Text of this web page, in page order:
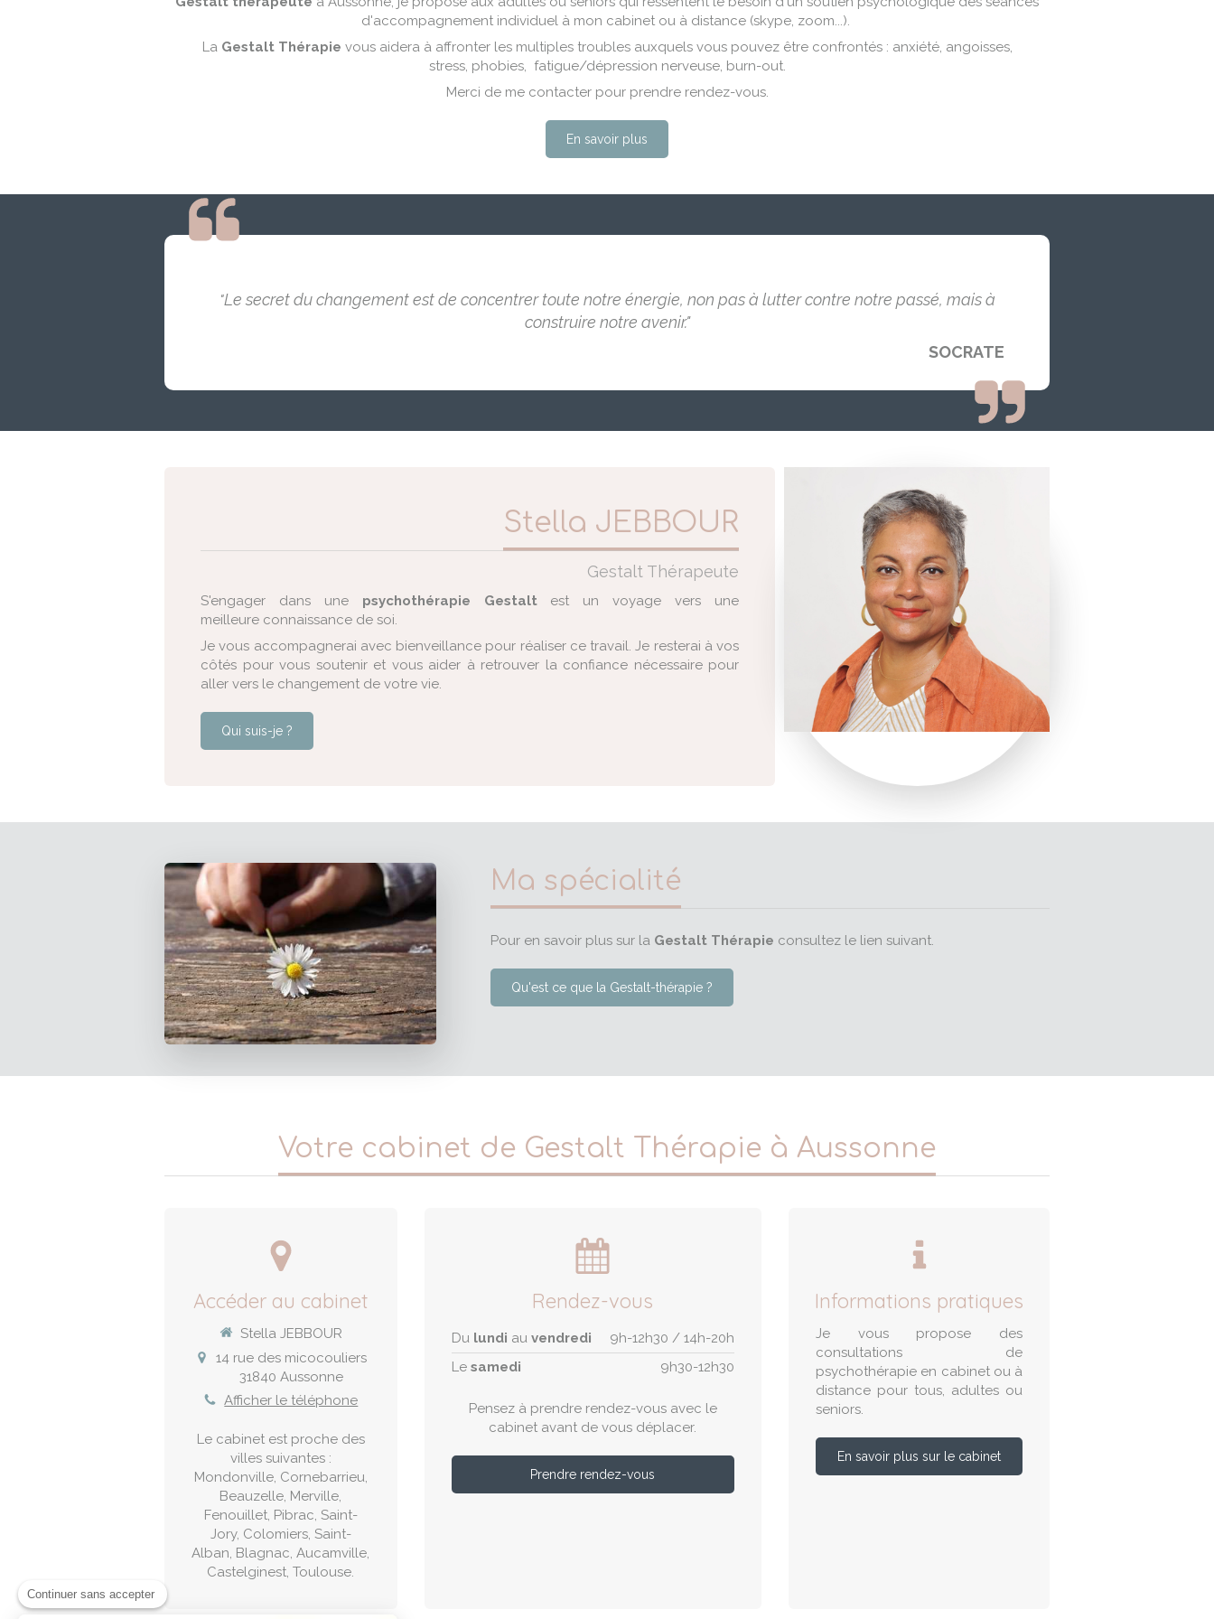
d'accompagnement individuel à mon cabinet ou à distance (skype, zoom...).
LaGestalt Thérapie vous aidera à affronter les multiples troubles auxquels vous pouvez être confrontés : anxiété, angoisses,
stress, phobies, fatigue/dépression nerveuse, burn-out.
Merci de me contacter pour prendre rendez-vous.
En savoir plus
"Le secret du changement est de concentrer toute notre énergie, non pas à lutter contre notre passé, mais à
construire notre avenir."
SOCRATE
Stella JEBBOUR
Gestalt Thérapeute
S'engager dans une psychothérapie Gestaltest un voyage vers une
meilleure connaissance de soi.
Je vous accompagnerai avec bienveillance pour réaliser ce travail. Je resterai à vos
côtés pour vous soutenir et vous aider à retrouver la confiance nécessaire pour
aller vers le changement de votre vie.
Qui suis-je ?
Ma spécialité
Pour en savoir plus sur laGestalt Thérapie consultez le lien suivant.
Qu'est ce que la Gestalt-thérapie ?
Votre cabinet de Gestalt Thérapie à Aussonne
Accéder au cabinet
Stella JEBBOUR
14 rue des micocouliers
31840 Aussonne
Afficher le téléphone
Le cabinet est proche des
villes suivantes :
Mondonville, Cornebarrieu,
Beauzelle, Merville,
Fenouillet, Pibrac, Saint-
Jory, Colomiers, Saint-
Alban, Blagnac, Aucamville,
Castelginest, Toulouse.
Rendez-vous
Du lundi au vendredi
9h-12h30 / 14h-20h
Le samedi 9h30-12h30
Pensez à prendre rendez-vous avec le
cabinet avant de vous déplacer.
Prendre rendez-vous
Informations pratiques
Je vous propose des
consultations de
psychothérapie en cabinet ou à
distance pour tous, adultes ou
seniors.
En savoir plus sur le cabinet
Continuer sans accepter